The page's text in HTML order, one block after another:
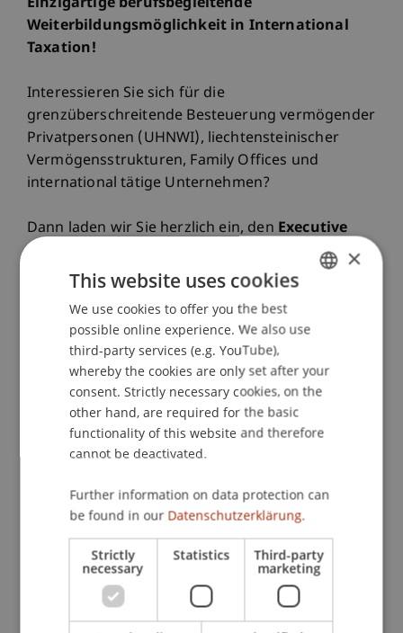
Einzigartige berufsbegleitende
Weiterbildungsmöglichkeit in International
Taxation!
Interessieren Sie sich für die
grenzüberschreitende Besteuerung vermögender
Privatpersonen (UHNWI), liechtensteinischer
Vermögensstrukturen, Family Offices und
international tätige Unternehmen?
Dann laden wir Sie herzlich ein, den Executive
LL.M. in International Taxation
kennenzulernen
– ein berufsbegleitendes Programm, das
verbindet. Das Weiterbildungsprogramm
vermittelt fundiertes Wissen im nationalen,
internationalen und europäischen Steuerrecht, in
der internationalen Steuerkooperation (DBA, StA)
sowie im Informationsaustausch (AIA, CRS, CARF).
Im Fokus stehen insbesondere die Besteuerung
Vermögensstrukturen, Family Offices und Tax
Compliance. Der Studiengang berücksichtigt
zudem die vier deutschsprachigen Länder (FL, AT,
CH, DE) sowie wichtige Investment- und Wealth-
Hubs in Europa (Lux, NL, IRL, UK) und Asien (Hong
Kong, Singapur).
ENGLISH
×
This website uses cookies
We use cookies to offer you the best
possible online experience. We also use
third-party services (e.g. YouTube),
whereby the cookies are only set after your
consent. Strictly necessary cookies, on the
other hand, are required for the basic
functionality of this website and therefore
cannot be deactivated.
Further information on data protection can
be found in our Datenschutzerklärung.
Strictly
necessary
Statistics Third-party
marketing